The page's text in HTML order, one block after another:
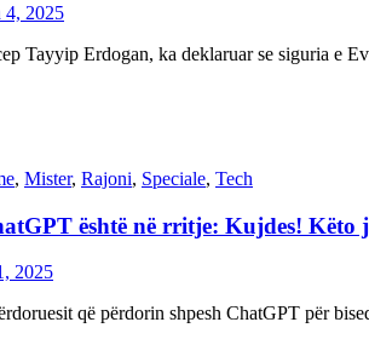
4, 2025
Tayyip Erdogan, ka deklaruar se siguria e
, Mister, Rajoni, Speciale, Tech
është në rritje: Kujdes! Këto
2025
që përdorin shpesh ChatGPT për